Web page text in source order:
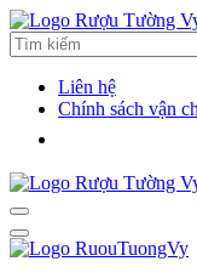
Liên hệ
Chính sách vận